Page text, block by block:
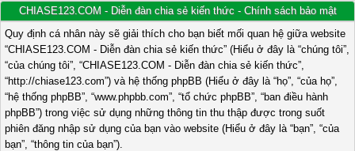
CHIASE123.COM - Diễn đàn chia sẻ kiến thức - Chính sách bảo mật
Quy định cá nhân này sẽ giải thích cho bạn biết mối quan hệ giữa website
“CHIASE123.COM - Diễn đàn chia sẻ kiến thức” (Hiểu ở đây là “chúng tôi”,
“của chúng tôi”, “CHIASE123.COM - Diễn đàn chia sẻ kiến thức”,
“http://chiase123.com”) và hệ thống phpBB (Hiểu ở đây là “họ”, “của họ”,
“hệ thống phpBB”, “www.phpbb.com”, “tổ chức phpBB”, “ban điều hành
phpBB”) trong việc sử dụng những thông tin thu thập được trong suốt
phiên đăng nhập sử dụng của bạn vào website (Hiểu ở đây là “bạn”, “của
bạn”, “thông tin của bạn”).